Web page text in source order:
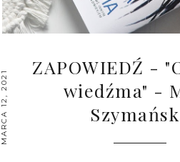
MARCA 12, 2021
ZAPOWIEDŹ -
wiedźma" -